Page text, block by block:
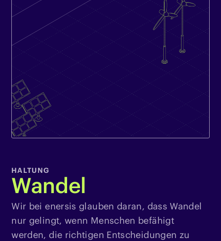
HALTUNG
Wandel
Wir bei enersis glauben daran, dass Wandel
nur gelingt, wenn Menschen befähigt
werden, die richtigen Entscheidungen zu